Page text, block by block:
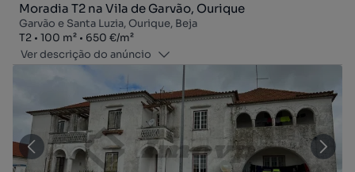
Moradia T2 na Vila de Garvão, Ourique
Garvão e Santa Luzia, Ourique, Beja
Tipologia
T2
Zona100 m²
Preço por metro quadrado
650 €/m²
Ver descrição do anúncio